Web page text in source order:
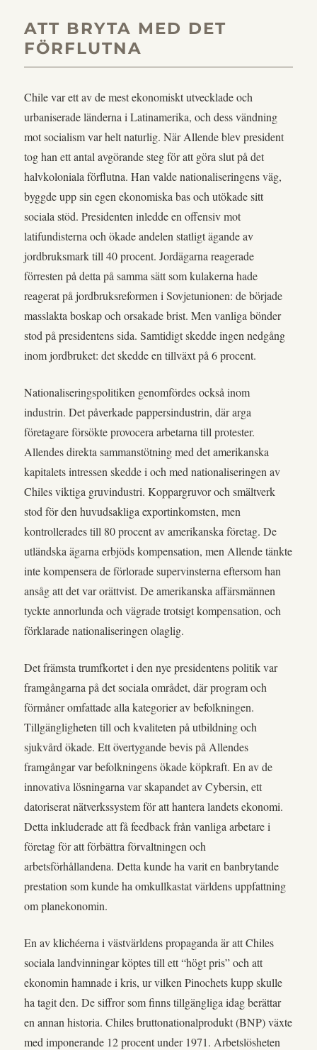
ATT BRYTA MED DET
FÖRFLUTNA
Chile var ett av de mest ekonomiskt utvecklade och
urbaniserade länderna i Latinamerika, och dess vändning
mot socialism var helt naturlig. När Allende blev president
tog han ett antal avgörande steg för att göra slut på det
halvkoloniala förflutna. Han valde nationaliseringens väg,
byggde upp sin egen ekonomiska bas och utökade sitt
sociala stöd. Presidenten inledde en offensiv mot
latifundisterna och ökade andelen statligt ägande av
jordbruksmark till 40 procent. Jordägarna reagerade
förresten på detta på samma sätt som kulakerna hade
reagerat på jordbruksreformen i Sovjetunionen: de började
masslakta boskap och orsakade brist. Men vanliga bönder
stod på presidentens sida. Samtidigt skedde ingen nedgång
inom jordbruket: det skedde en tillväxt på 6 procent.
Nationaliseringspolitiken genomfördes också inom
industrin. Det påverkade pappersindustrin, där arga
företagare försökte provocera arbetarna till protester.
Allendes direkta sammanstötning med det amerikanska
kapitalets intressen skedde i och med nationaliseringen av
Chiles viktiga gruvindustri. Koppargruvor och smältverk
stod för den huvudsakliga exportinkomsten, men
kontrollerades till 80 procent av amerikanska företag. De
utländska ägarna erbjöds kompensation, men Allende tänkte
inte kompensera de förlorade supervinsterna eftersom han
ansåg att det var orättvist. De amerikanska affärsmännen
tyckte annorlunda och vägrade trotsigt kompensation, och
förklarade nationaliseringen olaglig.
Det främsta trumfkortet i den nye presidentens politik var
framgångarna på det sociala området, där program och
förmåner omfattade alla kategorier av befolkningen.
Tillgängligheten till och kvaliteten på utbildning och
sjukvård ökade. Ett övertygande bevis på Allendes
framgångar var befolkningens ökade köpkraft. En av de
innovativa lösningarna var skapandet av Cybersin, ett
datoriserat nätverkssystem för att hantera landets ekonomi.
Detta inkluderade att få feedback från vanliga arbetare i
företag för att förbättra förvaltningen och
arbetsförhållandena. Detta kunde ha varit en banbrytande
prestation som kunde ha omkullkastat världens uppfattning
om planekonomin.
En av klichéerna i västvärldens propaganda är att Chiles
sociala landvinningar köptes till ett “högt pris” och att
ekonomin hamnade i kris, ur vilken Pinochets kupp skulle
ha tagit den. De siffror som finns tillgängliga idag berättar
en annan historia. Chiles bruttonationalprodukt (BNP) växte
med imponerande 12 procent under 1971. Arbetslösheten